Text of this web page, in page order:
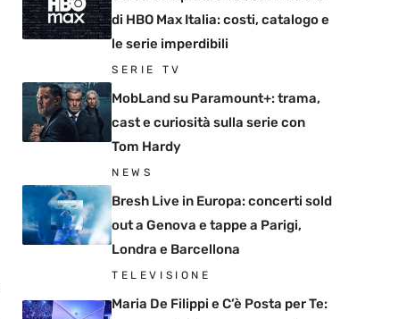
di HBO Max Italia: costi, catalogo e
le serie imperdibili
SERIE TV
MobLand su Paramount+: trama,
cast e curiosità sulla serie con
Tom Hardy
NEWS
Bresh Live in Europa: concerti sold
out a Genova e tappe a Parigi,
Londra e Barcellona
TELEVISIONE
Maria De Filippi e C’è Posta per Te: